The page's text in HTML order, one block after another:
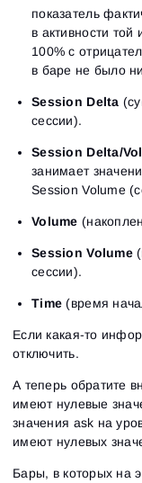
показатель
в активности
100% с
в баре не было
Session Delta
сессии).
Session Delta/
занимает
Session Volume
Volume
Session Volume
сессии).
Time(время
Если какая-то
отключить.
А теперь обратите
имеют нулевые
значения ask на
имеют нулевых
Бары, в которых на